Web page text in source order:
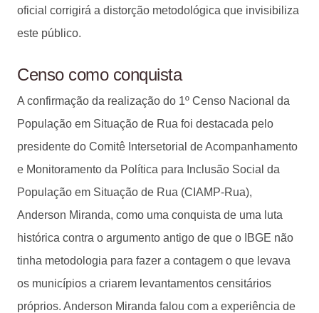
oficial corrigirá a distorção metodológica que invisibiliza
este público.
Censo como conquista
A confirmação da realização do 1º Censo Nacional da
População em Situação de Rua foi destacada pelo
presidente do Comitê Intersetorial de Acompanhamento
e Monitoramento da Política para Inclusão Social da
População em Situação de Rua (CIAMP-Rua),
Anderson Miranda, como uma conquista de uma luta
histórica contra o argumento antigo de que o IBGE não
tinha metodologia para fazer a contagem o que levava
os municípios a criarem levantamentos censitários
próprios. Anderson Miranda falou com a experiência de